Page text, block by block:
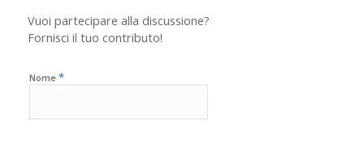
Vuoi partecipare alla discussione?
Fornisci il tuo contributo!
Nome *